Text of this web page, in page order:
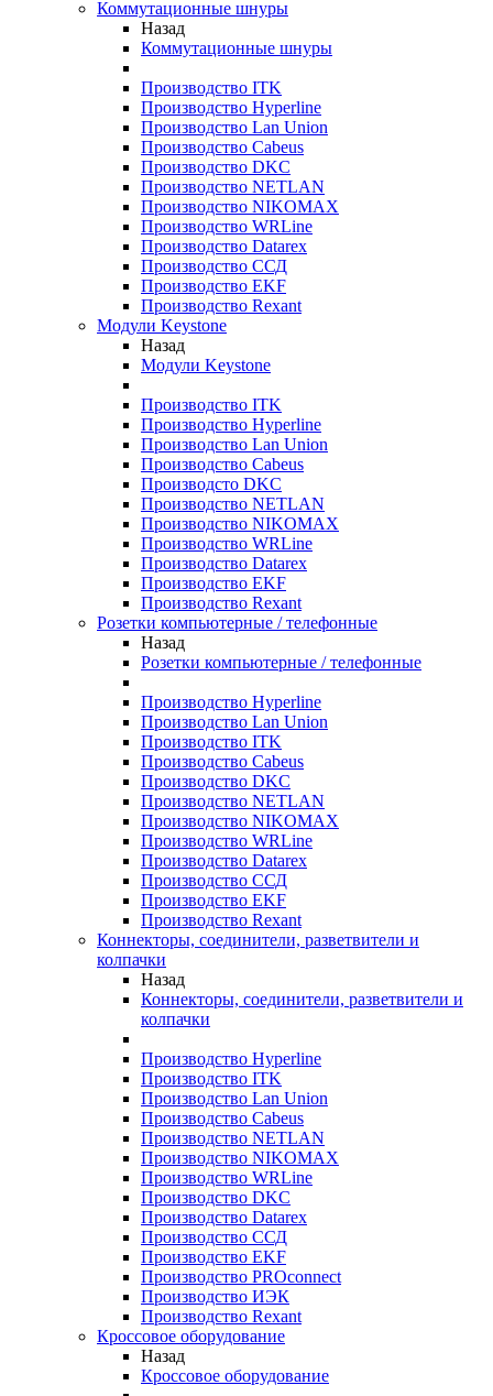
Коммутационные шнуры
Назад
Коммутационные шнуры
Производство ITK
Производство Hyperline
Производство Lan Union
Производство Cabeus
Производство DKC
Производство NETLAN
Производство NIKOMAX
Производство WRLine
Производство Datarex
Производство ССД
Производство EKF
Производство Rexant
Модули Keystone
Назад
Модули Keystone
Производство ITK
Производство Hyperline
Производство Lan Union
Производство Cabeus
Производсто DKC
Производство NETLAN
Производство NIKOMAX
Производство WRLine
Производство Datarex
Производство EKF
Производство Rexant
Розетки компьютерные / телефонные
Назад
Розетки компьютерные / телефонные
Производство Hyperline
Производство Lan Union
Производство ITK
Производство Cabeus
Производство DKC
Производство NETLAN
Производство NIKOMAX
Производство WRLine
Производство Datarex
Производство ССД
Производство EKF
Производство Rexant
Коннекторы, соединители, разветвители и
колпачки
Назад
Коннекторы, соединители, разветвители и
колпачки
Производство Hyperline
Производство ITK
Производство Lan Union
Производство Cabeus
Производство NETLAN
Производство NIKOMAX
Производство WRLine
Производство DKC
Производство Datarex
Производство ССД
Производство EKF
Производство PROconnect
Производство ИЭК
Производство Rexant
Кроссовое оборудование
Назад
Кроссовое оборудование